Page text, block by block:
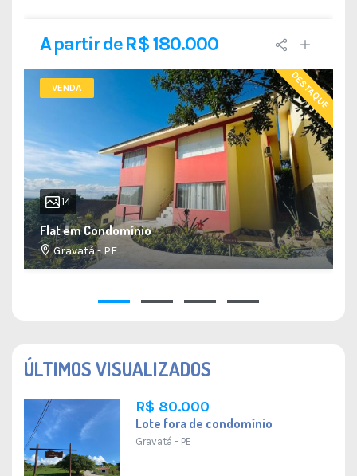
A partir de R$ 180.000
VENDA DESTAQUE
14
Flat em Condomínio
Gravatá - PE
ÚLTIMOS VISUALIZADOS
R$ 80.000
Lote fora de condomínio
Gravatá - PE